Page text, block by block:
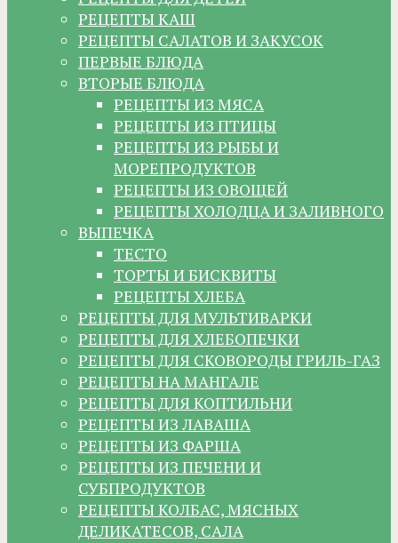
РЕЦЕПТЫ КАШ
РЕЦЕПТЫ САЛАТОВ И ЗАКУСОК
ПЕРВЫЕ БЛЮДА
ВТОРЫЕ БЛЮДА
РЕЦЕПТЫ ИЗ МЯСА
РЕЦЕПТЫ ИЗ ПТИЦЫ
РЕЦЕПТЫ ИЗ РЫБЫ И
МОРЕПРОДУКТОВ
РЕЦЕПТЫ ИЗ ОВОЩЕЙ
РЕЦЕПТЫ ХОЛОДЦА И ЗАЛИВНОГО
ВЫПЕЧКА
ТЕСТО
ТОРТЫ И БИСКВИТЫ
РЕЦЕПТЫ ХЛЕБА
РЕЦЕПТЫ ДЛЯ МУЛЬТИВАРКИ
РЕЦЕПТЫ ДЛЯ ХЛЕБОПЕЧКИ
РЕЦЕПТЫ ДЛЯ СКОВОРОДЫ ГРИЛЬ-ГАЗ
РЕЦЕПТЫ НА МАНГАЛЕ
РЕЦЕПТЫ ДЛЯ КОПТИЛЬНИ
РЕЦЕПТЫ ИЗ ЛАВАША
РЕЦЕПТЫ ИЗ ФАРША
РЕЦЕПТЫ ИЗ ПЕЧЕНИ И
СУБПРОДУКТОВ
РЕЦЕПТЫ КОЛБАС, МЯСНЫХ
ДЕЛИКАТЕСОВ, САЛА